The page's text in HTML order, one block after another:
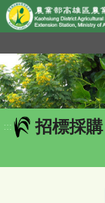
網頁置頂
到
主
要
內
容
區
::: 招標採購